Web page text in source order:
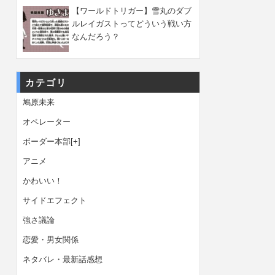
【ワールドトリガー】雪丸のダブ
ルレイガストってどういう戦い方
なんだろう？
カテゴリ
鳩原未来
オペレーター
ボーダー本部[+]
アニメ
かわいい！
サイドエフェクト
強さ議論
恋愛・男女関係
ネタバレ・最新話感想